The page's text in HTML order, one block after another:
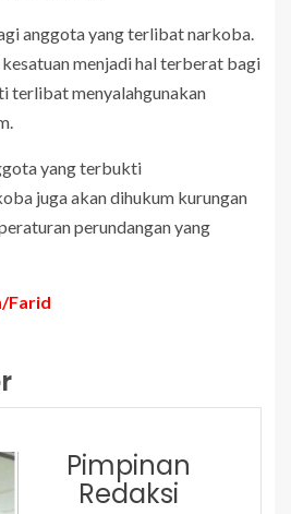
anggota yang terlibat narkoba.
menjadi hal terberat bagi
terlibat menyalahgunakan
yang terbukti
juga akan dihukum kurungan
perundangan yang
Farid
Pimpinan
Redaksi